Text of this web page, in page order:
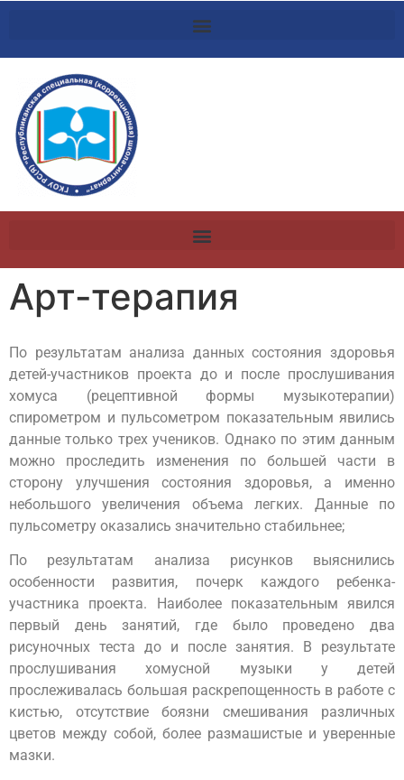
Арт-терапия
По результатам анализа данных состояния здоровья
детей-участников проекта до и после прослушивания
хомуса (рецептивной формы музыкотерапии)
спирометром и пульсометром показательным явились
данные только трех учеников. Однако по этим данным
можно проследить изменения по большей части в
сторону улучшения состояния здоровья, а именно
небольшого увеличения объема легких. Данные по
пульсометру оказались значительно стабильнее;
По результатам анализа рисунков выяснились
особенности развития, почерк каждого ребенка-
участника проекта. Наиболее показательным явился
первый день занятий, где было проведено два
рисуночных теста до и после занятия. В результате
прослушивания хомусной музыки у детей
прослеживалась большая раскрепощенность в работе с
кистью, отсутствие боязни смешивания различных
цветов между собой, более размашистые и уверенные
мазки.